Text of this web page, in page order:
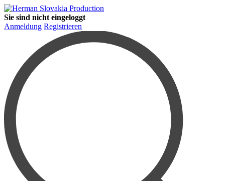
Sie sind nicht eingeloggt
Anmeldung Registrieren